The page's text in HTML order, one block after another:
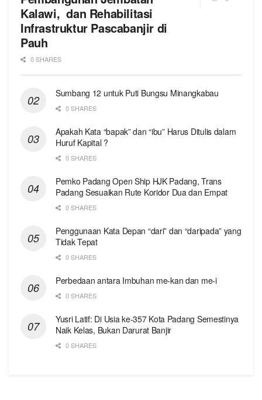
Kalawi, dan Rehabilitasi
Infrastruktur Pascabanjir di
Pauh
0 SHARES
Sumbang 12 untuk Puti Bungsu Minangkabau
0 SHARES
Apakah Kata “bapak” dan “ibu” Harus Ditulis dalam
Huruf Kapital ?
0 SHARES
Pemko Padang Open Ship HJK Padang, Trans
Padang Sesuaikan Rute Koridor Dua dan Empat
0 SHARES
Penggunaan Kata Depan “dari” dan “daripada” yang
Tidak Tepat
0 SHARES
Perbedaan antara Imbuhan me-kan dan me-i
0 SHARES
Yusri Latif: Di Usia ke-357 Kota Padang Semestinya
Naik Kelas, Bukan Darurat Banjir
0 SHARES